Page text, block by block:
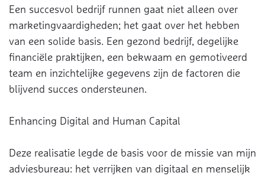
Een succesvol bedrijf runnen gaat niet alleen over
marketingvaardigheden; het gaat over het hebben
van een solide basis. Een gezond bedrijf, degelijke
financiële praktijken, een bekwaam en gemotiveerd
team en inzichtelijke gegevens zijn de factoren die
blijvend succes ondersteunen.
Enhancing Digital and Human Capital
Deze realisatie legde de basis voor de missie van mijn
adviesbureau: het verrijken van digitaal en menselijk